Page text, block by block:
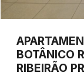
BOTÂNICO
RIBEIRÃO